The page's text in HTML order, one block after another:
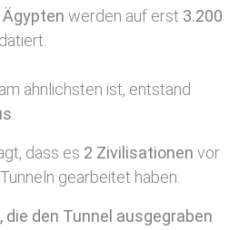
werden auf erst 3.200
datiert.
ähnlichsten ist, entstand
dass es 2 Zivilisationen vor
gearbeitet haben.
die den Tunnel ausgegraben